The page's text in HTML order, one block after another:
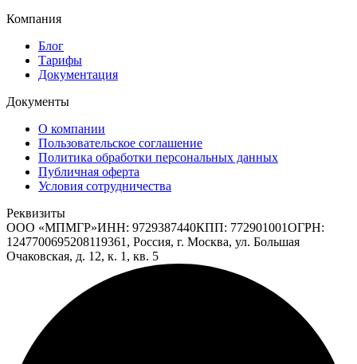
Компания
Блог
Тарифы
Документация
Документы
О компании
Пользовательское соглашение
Политика обработки персональных данных
Публичная оферта
Условия сотрудничества
Реквизиты
ООО «МПМГР»ИНН: 9729387440КПП: 772901001ОГРН:
1247700695208119361, Россия, г. Москва, ул. Большая
Очаковская, д. 12, к. 1, кв. 5